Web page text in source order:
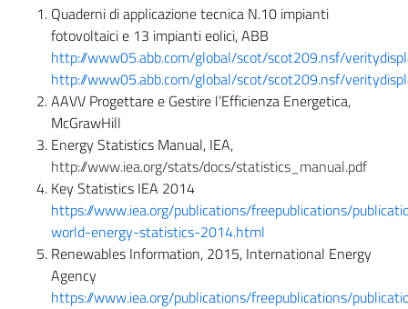
Quaderni di applicazione tecnica N.10 impianti
fotovoltaici e 13 impianti eolici, ABB
http://www05.abb.com/global/scot/scot209.nsf/
http://www05.abb.com/global/scot/scot209.nsf/
AAVV Progettare e Gestire l’Efficienza Energetica,
McGrawHill
Energy Statistics Manual, IEA,
http://www.iea.org/stats/docs/statistics_manual.pdf
Key Statistics IEA 2014
https://www.iea.org/publications/freepublications/
world-energy-statistics-2014.html
Renewables Information, 2015, International Energy
Agency
https://www.iea.org/publications/freepublications/